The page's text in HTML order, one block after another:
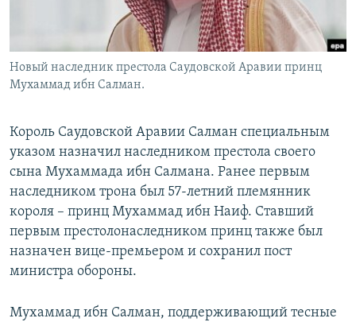
Новый наследник престола Саудовской Аравии принц
Мухаммад ибн Салман.
Король Саудовской Аравии Салман специальным
указом назначил наследником престола своего
сына Мухаммада ибн Салмана. Ранее первым
наследником трона был 57-летний племянник
короля – принц Мухаммад ибн Наиф. Ставший
первым престолонаследником принц также был
назначен вице-премьером и сохранил пост
министра обороны.
Мухаммад ибн Салман, поддерживающий тесные